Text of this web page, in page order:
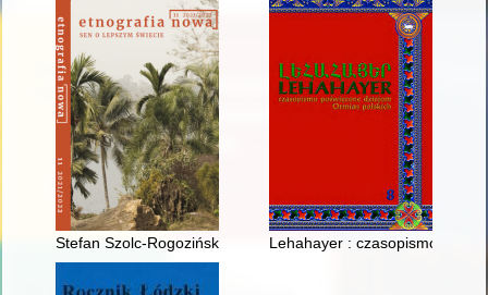
Stefan Szolc-Rogoziński 130 lat później, czyli Po co nam dziś
Lehahayer : czasopismo